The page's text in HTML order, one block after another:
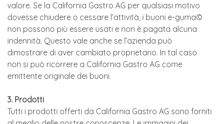
valore. Se la California Gastro AG per qualsiasi motivo
dovesse chiudere o cessare l’attività, i buoni e-guma©
non possono più essere usati e non è pagata alcuna
indennità. Questo vale anche se l’azienda può
dimostrare di aver cambiato proprietario. In tal caso
non si può ricorrere a California Gastro AG come
emittente originale dei buoni.
3. Prodotti
Tutti i prodotti offerti da California Gastro AG sono forniti